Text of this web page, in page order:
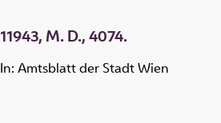
11943, M. D., 4074.
In: Amtsblatt der Stadt Wien